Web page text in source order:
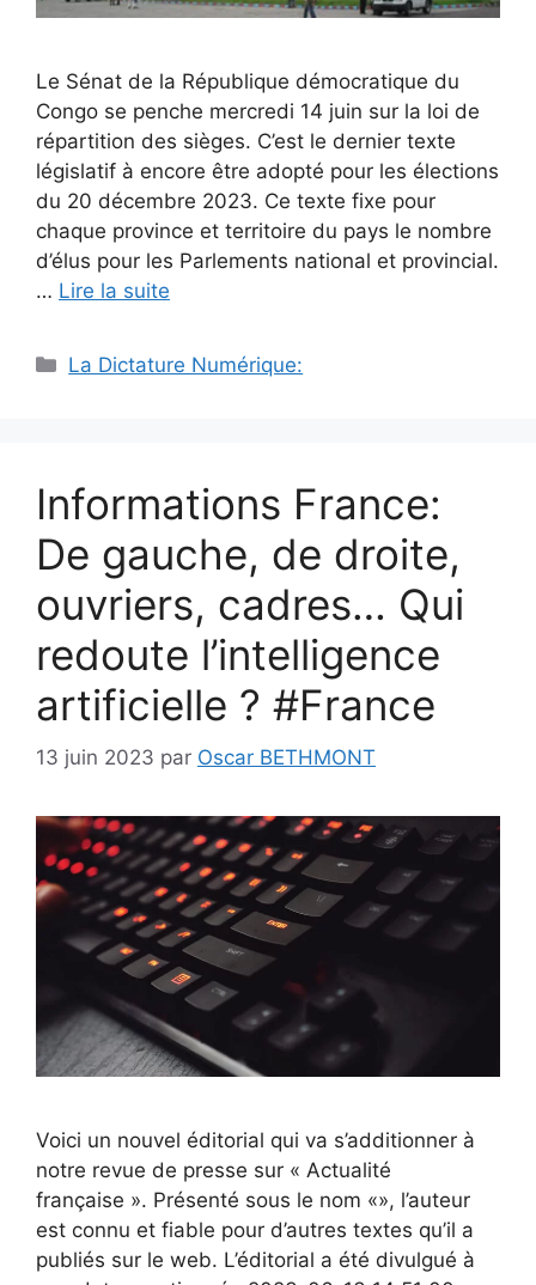
Le Sénat de la République démocratique du
Congo se penche mercredi 14 juin sur la loi de
répartition des sièges. C’est le dernier texte
législatif à encore être adopté pour les élections
du 20 décembre 2023. Ce texte fixe pour
chaque province et territoire du pays le nombre
d’élus pour les Parlements national et provincial.
… Lire la suite
Catégories
La Dictature Numérique:
Informations France:
De gauche, de droite,
ouvriers, cadres… Qui
redoute l’intelligence
artificielle ? #France
13 juin 2023 par Oscar BETHMONT
Voici un nouvel éditorial qui va s’additionner à
notre revue de presse sur « Actualité
française ». Présenté sous le nom «», l’auteur
est connu et fiable pour d’autres textes qu’il a
publiés sur le web. L’éditorial a été divulgué à